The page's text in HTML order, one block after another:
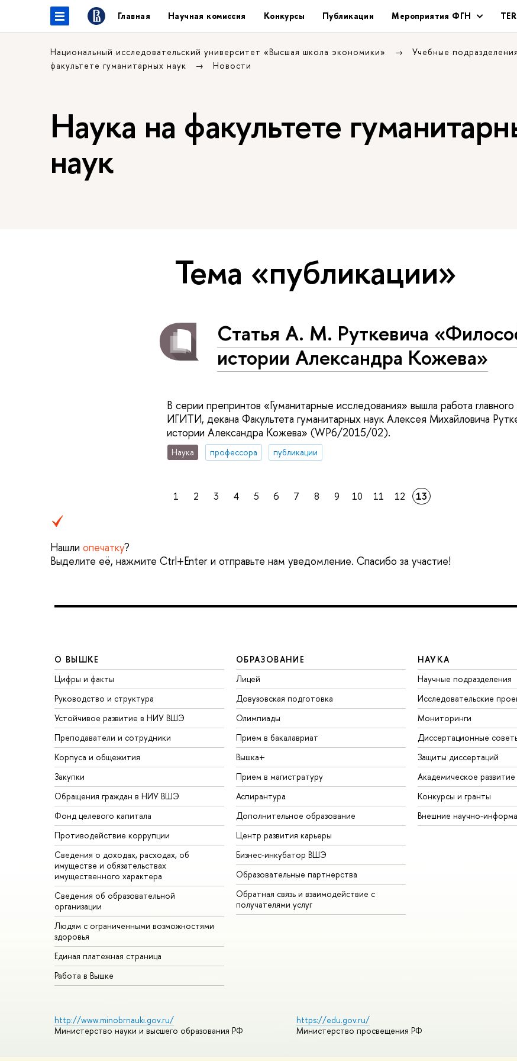
Главная Научная комиссия Конкурсы Публикации Мероприятия ФГН
Национальный исследовательский университет «Высшая школа экономики» Учебные подразделения
факультете гуманитарных наук
Новости
Наука на факультете
наук
Тема «публикации»
Статья А. М. Руткевича
истории Александра Кожева»
В серии препринтов «Гуманитарные исследования» вышла работа главного
ИГИТИ, декана Факультета гуманитарных наук Алексея Михайловича
истории Александра Кожева» (WP6/2015/02).
Наука профессора публикации
1 2 3 4 5 6 7 8 9 10 11 12 13
Нашли опечатку?
Выделите её, нажмите Ctrl+Enter и отправьте нам уведомление. Спасибо за участие!
О ВЫШКЕ
Цифры и факты
Руководство и структура
Устойчивое развитие в НИУ ВШЭ
Преподаватели и сотрудники
Корпуса и общежития
Закупки
Обращения граждан в НИУ ВШЭ
Фонд целевого капитала
Противодействие коррупции
Сведения о доходах, расходах, об
имуществе и обязательствах
имущественного характера
Сведения об образовательной
организации
Людям с ограниченными возможностями
здоровья
Единая платежная страница
Работа в Вышке
ОБРАЗОВАНИЕ
Лицей
Довузовская подготовка
Олимпиады
Прием в бакалавриат
Вышка+
Прием в магистратуру
Аспирантура
Дополнительное образование
Центр развития карьеры
Бизнес-инкубатор ВШЭ
Образовательные партнерства
Обратная связь и взаимодействие с
получателями услуг
НАУКА
Научные подразделения
Исследовательские
Мониторинги
Диссертационные
Защиты диссертаций
Академическое развитие
Конкурсы и гранты
Внешние научно-
http://www.minobrnauki.gov.ru/
Министерство науки и высшего образования РФ
https://edu.gov.ru/
Министерство просвещения РФ